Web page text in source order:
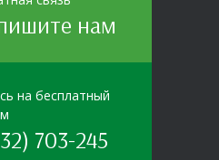
нам
на бесплатный
703-245